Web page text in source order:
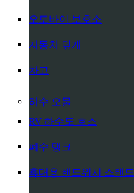
오토바이 보호소
자동차 덮개
차고
하수 오물
RV 하수도 호스
폐수 탱크
휴대용 핸드워시 스탠드